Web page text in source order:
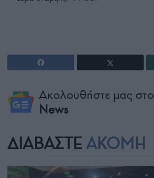
Ακολουθήστε μας στο
News
ΔΙΑΒΑΣΤΕ ΑΚΟΜΗ